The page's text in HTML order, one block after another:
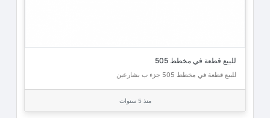
للبيع قطعة في مخطط 505
للبيع قطعة في مخطط 505 جزء ب بشارعين
منذ 5 سنوات